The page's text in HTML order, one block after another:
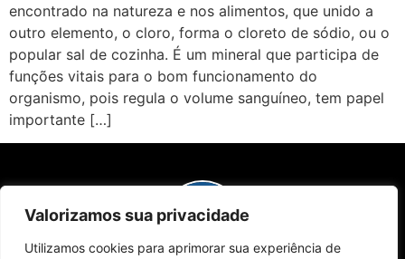
Valorizamos sua privacidade
Utilizamos cookies para aprimorar sua experiência de
encontrado na natureza e nos alimentos, que unido a
outro elemento, o cloro, forma o cloreto de sódio, ou o
popular sal de cozinha. É um mineral que participa de
funções vitais para o bom funcionamento do
organismo, pois regula o volume sanguíneo, tem papel
importante […]